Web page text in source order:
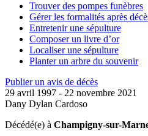
Trouver des pompes funèbres
Gérer les formalités après
Entretenir une sépulture
Composer un livre d’or
Localiser une sépulture
Planter un arbre du souvenir
Publier un avis de décès
29 avril 1997 - 22 novembre 2021
Dany Dylan Cardoso
Décédé(e) à Champigny-sur-